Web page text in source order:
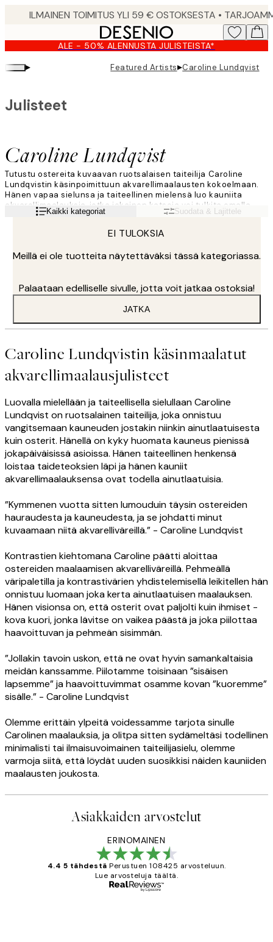
content.
ALE - 50% ALENNUSTA JULISTEISTA*
▸ Featured Artists▸Caroline Lundqvist
Caroline Lundqvist
Julisteet
Tutustu ostereita kuvaavan ruotsalaisen taiteilija Caroline
Lundqvistin käsinpoimittuun akvarellimaalausten kokoelmaan.
Hänen vapaa sielunsa ja taiteellinen mielensä luo kauniita
akvarellimaalauksia, jotka jokainen katsoja voi tulkita omalla
tavallaan. Hänen ymmärryksensä yksityiskohdista ja väreistä
Lue lisää Kaikki kategoriat Suodata & Lajittele
EI TULOKSIA
Meillä ei ole tuotteita näytettäväksi tässä kategoriassa.
Palaataan edelliselle sivulle, jotta voit jatkaa ostoksia!
JATKA
Caroline Lundqvistin käsinmaalatut
akvarellimaalausjulisteet
Luovalla mielellään ja taiteellisella sielullaan Caroline
Lundqvist on ruotsalainen taiteilija, joka onnistuu
vangitsemaan kauneuden jostakin niinkin ainutlaatuisesta
kuin osterit. Hänellä on kyky huomata kauneus pienissä
jokapäiväisissä asioissa. Hänen taiteellinen henkensä
loistaa taideteoksien läpi ja hänen kauniit
akvarellimaalauksensa ovat todella ainutlaatuisia.
”Kymmenen vuotta sitten lumouduin täysin ostereiden
hauraudesta ja kauneudesta, ja se johdatti minut
kuvaamaan niitä akvarelliväreillä.” - Caroline Lundqvist
Kontrastien kiehtomana Caroline päätti aloittaa
ostereiden maalaamisen akvarelliväreillä. Pehmeällä
väripaletilla ja kontrastivärien yhdistelemisellä leikitellen hän
onnistuu luomaan joka kerta ainutlaatuisen maalauksen.
Hänen visionsa on, että osterit ovat paljolti kuin ihmiset -
kova kuori, jonka lävitse on vaikea päästä ja joka piilottaa
haavoittuvan ja pehmeän sisimmän.
”Jollakin tavoin uskon, että ne ovat hyvin samankaltaisia
meidän kanssamme. Piilotamme toisinaan ”sisäisen
lapsemme” ja haavoittuvimmat osamme kovan ”kuoremme”
sisälle.” - Caroline Lundqvist
Olemme erittäin ylpeitä voidessamme tarjota sinulle
Carolinen maalauksia, ja olitpa sitten sydämeltäsi todellinen
minimalisti tai ilmaisuvoimainen taiteilijasielu, olemme
varmoja siitä, että löydät uuden suosikkisi näiden kauniiden
maalausten joukosta.
Asiakkaiden arvostelut
ERINOMAINEN
4.4 5 tähdestä Perustuen 108425 arvosteluun.
Lue arvosteluja täältä.